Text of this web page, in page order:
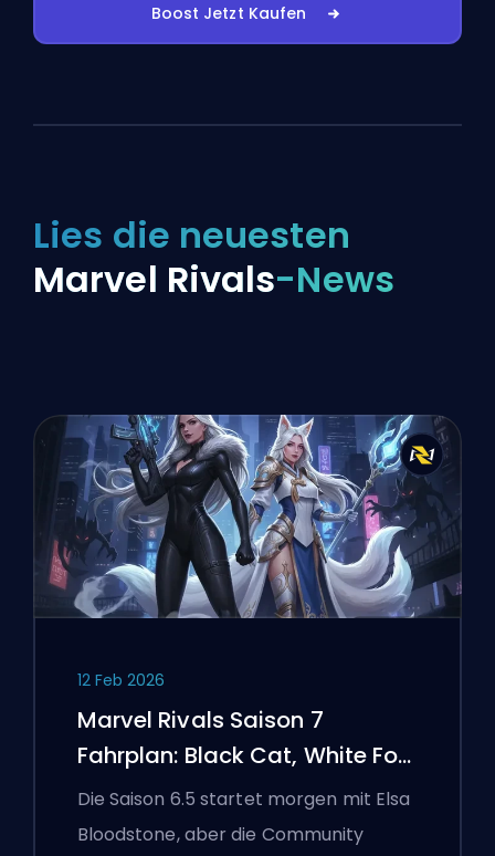
Boost Jetzt Kaufen
Lies die neuesten
Marvel Rivals-News
12 Feb 2026
Marvel Rivals Saison 7
Fahrplan: Black Cat, White Fox
und das Monsters Take
Manhattan Event
Die Saison 6.5 startet morgen mit Elsa
Bloodstone, aber die Community